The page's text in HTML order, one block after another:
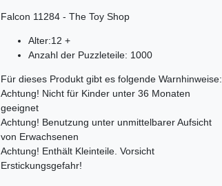
Falcon 11284 - The Toy Shop
Alter:12 +
Anzahl der Puzzleteile: 1000
Für dieses Produkt gibt es folgende Warnhinweise:
Achtung! Nicht für Kinder unter 36 Monaten
geeignet
Achtung! Benutzung unter unmittelbarer Aufsicht
von Erwachsenen
Achtung! Enthält Kleinteile. Vorsicht
Erstickungsgefahr!